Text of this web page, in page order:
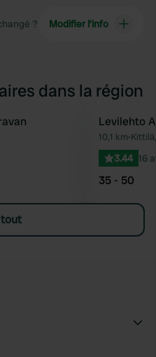
? Modifier l’info
dans la région
Préféré
Levilehto
10,1 km•
3.44 16
35 - 50